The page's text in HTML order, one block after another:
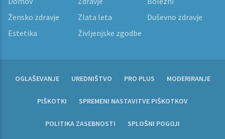
Žensko zdravje
Zlata leta
Duševno zdravje
Estetika
Življenjske zgodbe
OGLAŠEVANJE UREDNIŠTVO PRO PLUS MODERIRANJE
PIŠKOTKI SPREMENI NASTAVITVE PIŠKOTKOV
POLITIKA ZASEBNOSTI SPLOŠNI POGOJI